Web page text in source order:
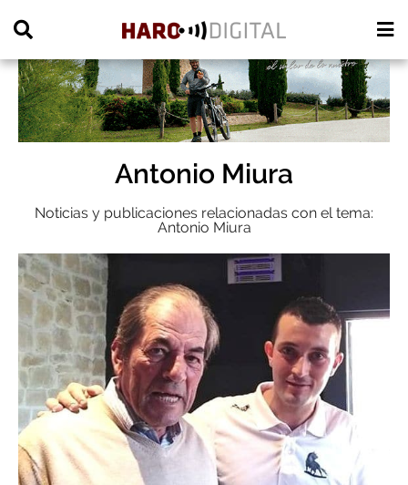
Antonio Miura
Noticias y publicaciones relacionadas con el tema:
Antonio Miura